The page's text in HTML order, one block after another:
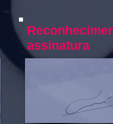
assinatura